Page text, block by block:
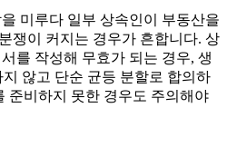
미루다 일부 상속인이 부동산을
쟁이 커지는 경우가 흔합니다. 상
를 작성해 무효가 되는 경우, 생
않고 단순 균등 분할로 합의하
준비하지 못한 경우도 주의해야